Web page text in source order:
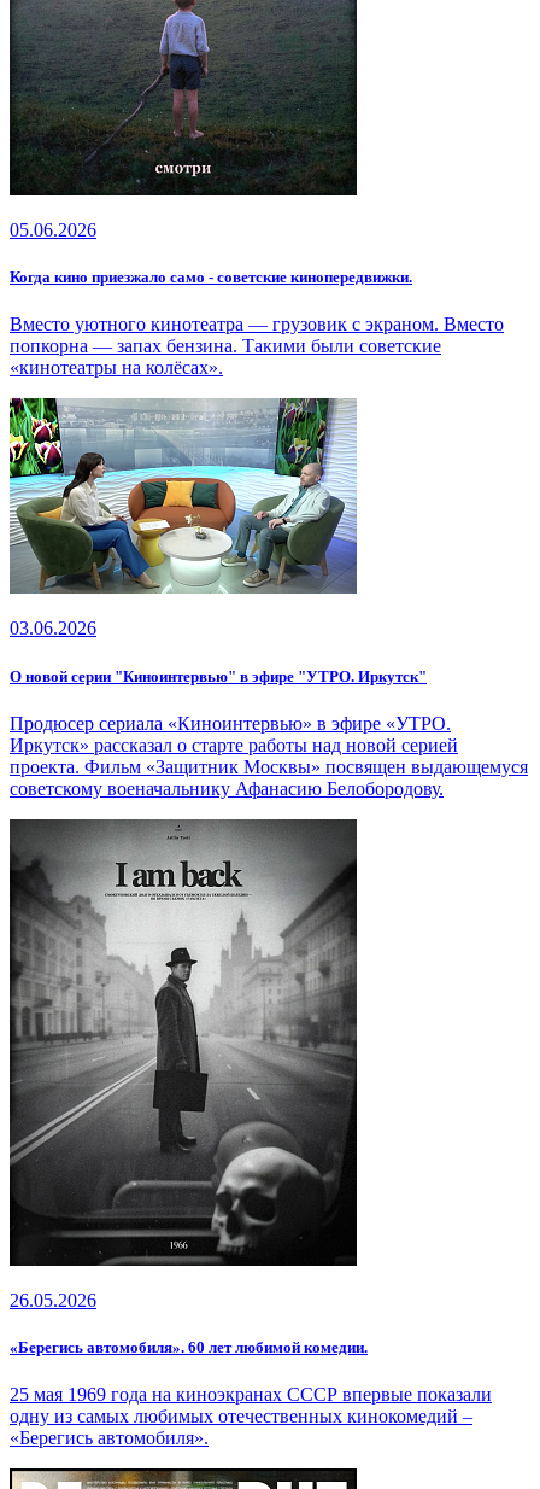
05.06.2026
Когда кино приезжало само - советские кинопередвижки.
Вместо уютного кинотеатра — грузовик с экраном. Вместо
попкорна — запах бензина. Такими были советские
«кинотеатры на колёсах».
03.06.2026
О новой серии "Киноинтервью" в эфире "УТРО. Иркутск"
Продюсер сериала «Киноинтервью» в эфире «УТРО.
Иркутск» рассказал о старте работы над новой серией
проекта. Фильм «Защитник Москвы» посвящен выдающемуся
советскому военачальнику Афанасию Белобородову.
26.05.2026
«Берегись автомобиля». 60 лет любимой комедии.
25 мая 1969 года на киноэкранах СССР впервые показали
одну из самых любимых отечественных кинокомедий –
«Берегись автомобиля».